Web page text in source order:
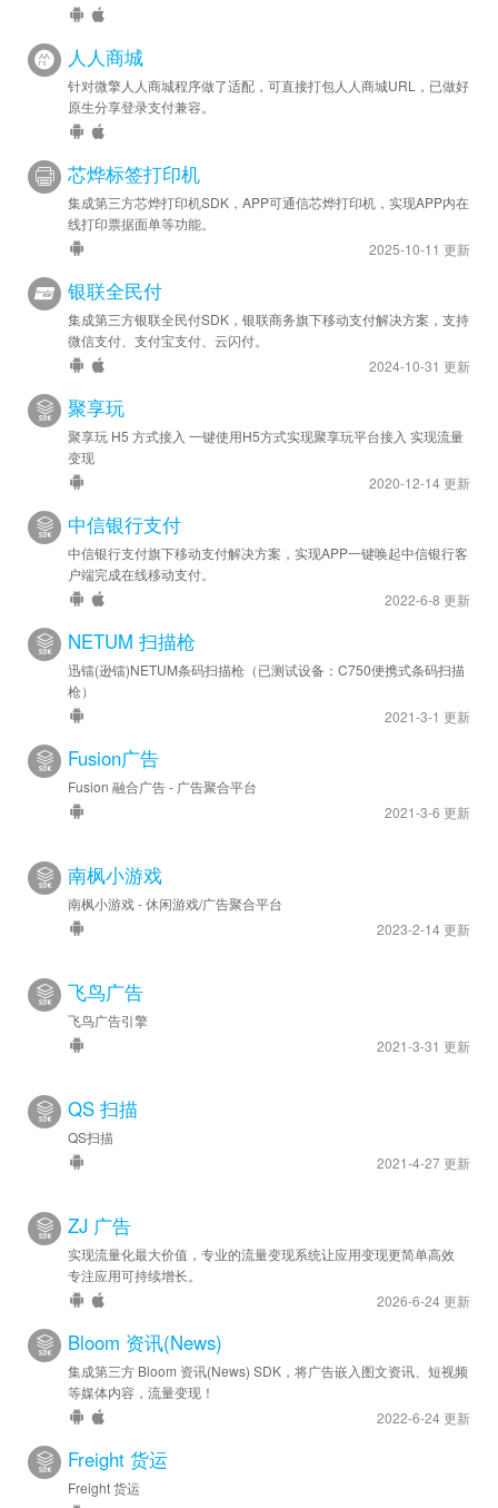
人人商城
针对微擎人人商城程序做了适配，可直接打包人人商城URL，已做好
原生分享登录支付兼容。
芯烨标签打印机
集成第三方芯烨打印机SDK，APP可通信芯烨打印机，实现APP内在
线打印票据面单等功能。
2025-10-11 更新
银联全民付
集成第三方银联全民付SDK，银联商务旗下移动支付解决方案，支持
微信支付、支付宝支付、云闪付。
2024-10-31 更新
聚享玩
聚享玩 H5 方式接入 一键使用H5方式实现聚享玩平台接入 实现流量
变现
2020-12-14 更新
中信银行支付
中信银行支付旗下移动支付解决方案，实现APP一键唤起中信银行客
户端完成在线移动支付。
2022-6-8 更新
NETUM 扫描枪
迅镭(逊镭)NETUM条码扫描枪（已测试设备：C750便携式条码扫描
枪）
2021-3-1 更新
Fusion广告
Fusion 融合广告 - 广告聚合平台
2021-3-6 更新
南枫小游戏
南枫小游戏 - 休闲游戏/广告聚合平台
2023-2-14 更新
飞鸟广告
飞鸟广告引擎
2021-3-31 更新
QS 扫描
QS扫描
2021-4-27 更新
ZJ 广告
实现流量化最大价值，专业的流量变现系统让应用变现更简单高效
专注应用可持续增长。
2026-6-24 更新
Bloom 资讯(News)
集成第三方 Bloom 资讯(News) SDK，将广告嵌入图文资讯、短视频
等媒体内容，流量变现！
2022-6-24 更新
Freight 货运
Freight 货运